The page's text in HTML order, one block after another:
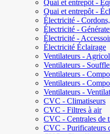
Quai et entrepôt -
Quai et entrepôt -
Électricité -
Électricité -
Électricité -
Électricité Éclairage
Ventilateurs -
Ventilateurs -
Ventilateurs -
Ventilateurs -
Ventilateurs -
CVC - Climatiseurs
CVC - Filtres à air
CVC - Centrales de
CVC - Purificateurs